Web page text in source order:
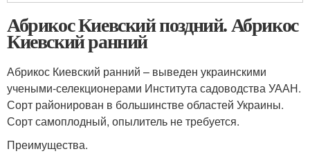
Абрикос Киевский поздний. Абрикос
Киевский ранний
Абрикос Киевский ранний – выведен украинскими
учеными-селекционерами Института садоводства УААН.
Сорт районирован в большинстве областей Украины.
Сорт самоплодный, опылитель не требуется.
Преимущества.